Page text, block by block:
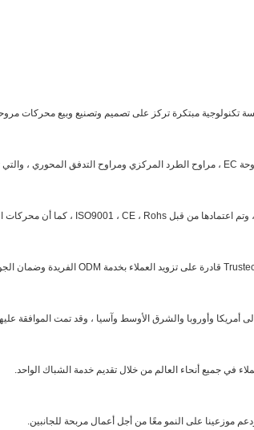
في جميع أنحاء العالم من خلال تقديم خدمة الشباك الواحد.
موزعينا على النمو معًا من أجل أعمال مربحة للجانبين.